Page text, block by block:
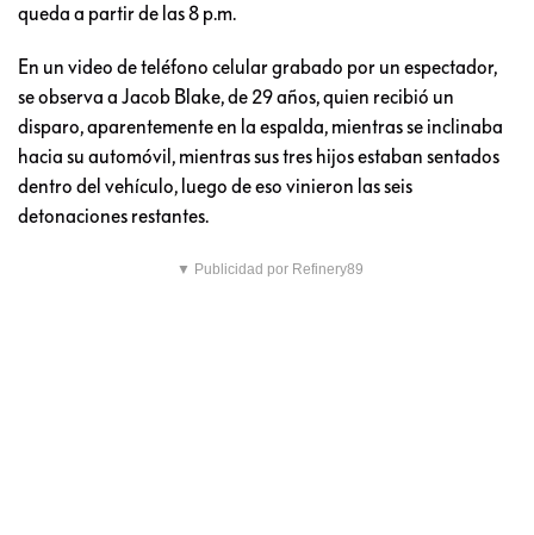
queda a partir de las 8 p.m.
En un video de teléfono celular grabado por un espectador,
se observa a Jacob Blake, de 29 años, quien recibió un
disparo, aparentemente en la espalda, mientras se inclinaba
hacia su automóvil, mientras sus tres hijos estaban sentados
dentro del vehículo, luego de eso vinieron las seis
detonaciones restantes.
▼ Publicidad por Refinery89